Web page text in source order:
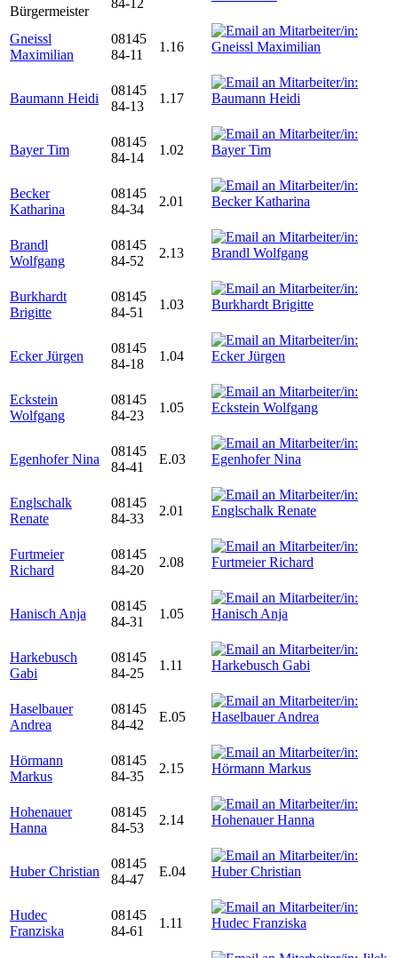
Bürgermeister
84-12
Gneissl
Maximilian
08145
84-11
1.16
Baumann Heidi
08145
84-13
1.17
Bayer Tim
08145
84-14
1.02
Becker
Katharina
08145
84-34
2.01
Brandl
Wolfgang
08145
84-52
2.13
Burkhardt
Brigitte
08145
84-51
1.03
Ecker Jürgen
08145
84-18
1.04
Eckstein
Wolfgang
08145
84-23
1.05
Egenhofer Nina
08145
84-41
E.03
Englschalk
Renate
08145
84-33
2.01
Furtmeier
Richard
08145
84-20
2.08
Hanisch Anja
08145
84-31
1.05
Harkebusch
Gabi
08145
84-25
1.11
Haselbauer
Andrea
08145
84-42
E.05
Hörmann
Markus
08145
84-35
2.15
Hohenauer
Hanna
08145
84-53
2.14
Huber Christian
08145
84-47
E.04
Hudec
Franziska
08145
84-61
1.11